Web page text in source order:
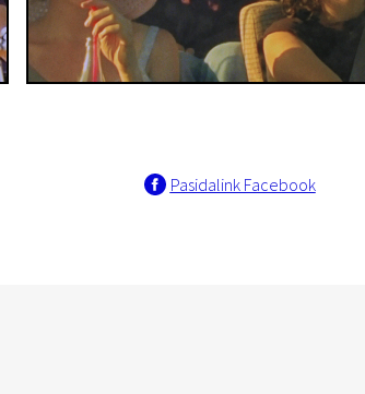
Pasidalink Facebook